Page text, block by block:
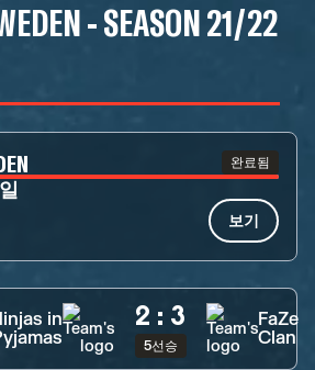
- SEASON 21/22
완료됨
보기
in
2 : 3
5선승
FaZe
Clan